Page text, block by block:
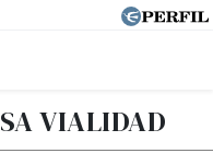
VIALIDAD